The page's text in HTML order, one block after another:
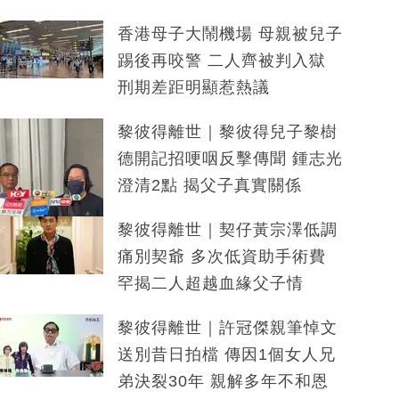
香港母子大鬧機場 母親被兒子
踢後再咬警 二人齊被判入獄
刑期差距明顯惹熱議
黎彼得離世｜黎彼得兒子黎樹
德開記招哽咽反擊傳聞 鍾志光
澄清2點 揭父子真實關係
黎彼得離世｜契仔黃宗澤低調
痛別契爺 多次低資助手術費
罕揭二人超越血緣父子情
黎彼得離世｜許冠傑親筆悼文
送別昔日拍檔 傳因1個女人兄
弟決裂30年 親解多年不和恩